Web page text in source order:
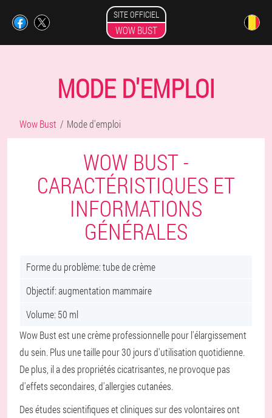
SITE OFFICIEL
WOW BUST
MODE D'EMPLOI
Wow Bust Mode d'emploi
WOW BUST -
CARACTÉRISTIQUES ET
INFORMATIONS
GÉNÉRALES
Forme du problème: tube de crème
Objectif: augmentation mammaire
Volume: 50 ml
Wow Bust est une crème professionnelle pour l'élargissement
du sein. Plus une taille pour 30 jours d'utilisation quotidienne.
De plus, il a des propriétés cicatrisantes, ne provoque pas
d'effets secondaires, d'allergies cutanées.
Des études scientifiques et cliniques sur des volontaires ont